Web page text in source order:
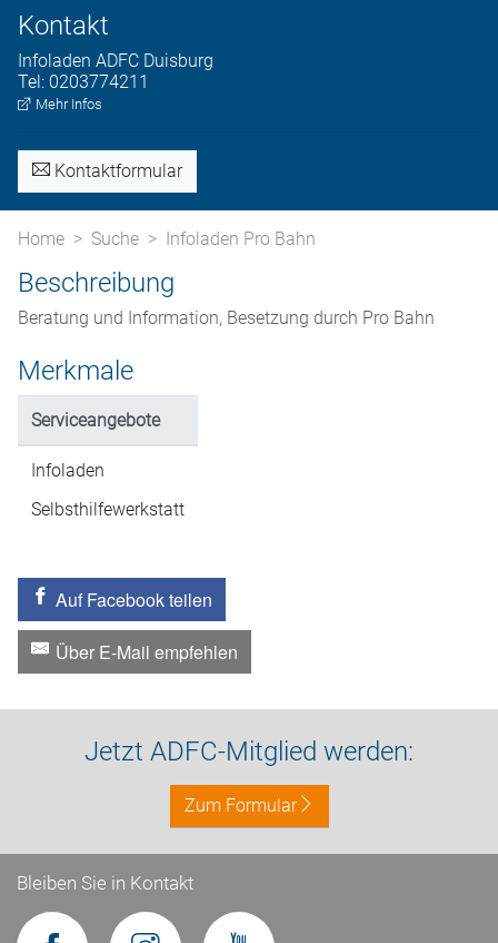
Kontakt
Infoladen ADFC Duisburg
Tel: 0203774211
Mehr Infos
Kontaktformular
Home Suche Infoladen Pro Bahn
Beschreibung
Beratung und Information, Besetzung durch Pro Bahn
Merkmale
Serviceangebote
Infoladen
Selbsthilfewerkstatt
Auf Facebook teilen
Über E-Mail empfehlen
Jetzt ADFC-Mitglied werden:
Zum Formular
Bleiben Sie in Kontakt